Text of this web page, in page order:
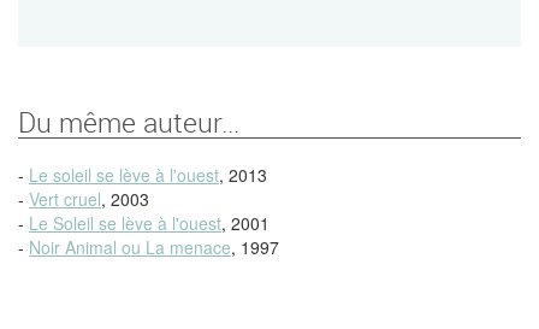
Du même auteur...
- Le soleil se lève à l'ouest, 2013
- Vert cruel, 2003
- Le Soleil se lève à l'ouest, 2001
- Noir Animal ou La menace, 1997